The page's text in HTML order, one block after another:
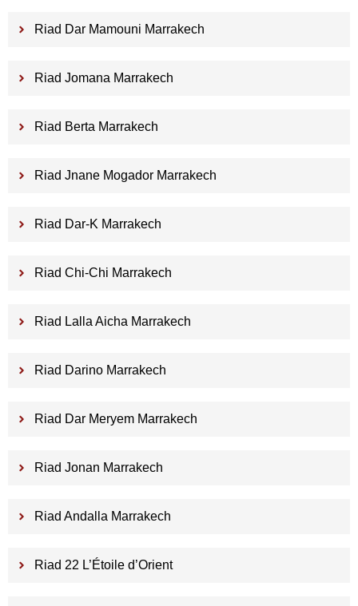
Riad Dar Mamouni Marrakech
Riad Jomana Marrakech
Riad Berta Marrakech
Riad Jnane Mogador Marrakech
Riad Dar-K Marrakech
Riad Chi-Chi Marrakech
Riad Lalla Aicha Marrakech
Riad Darino Marrakech
Riad Dar Meryem Marrakech
Riad Jonan Marrakech
Riad Andalla Marrakech
Riad 22 L’Étoile d’Orient